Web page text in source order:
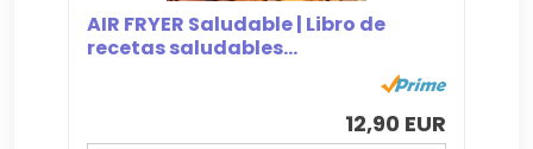
AIR FRYER Saludable | Libro de
recetas saludables...
12,90 EUR